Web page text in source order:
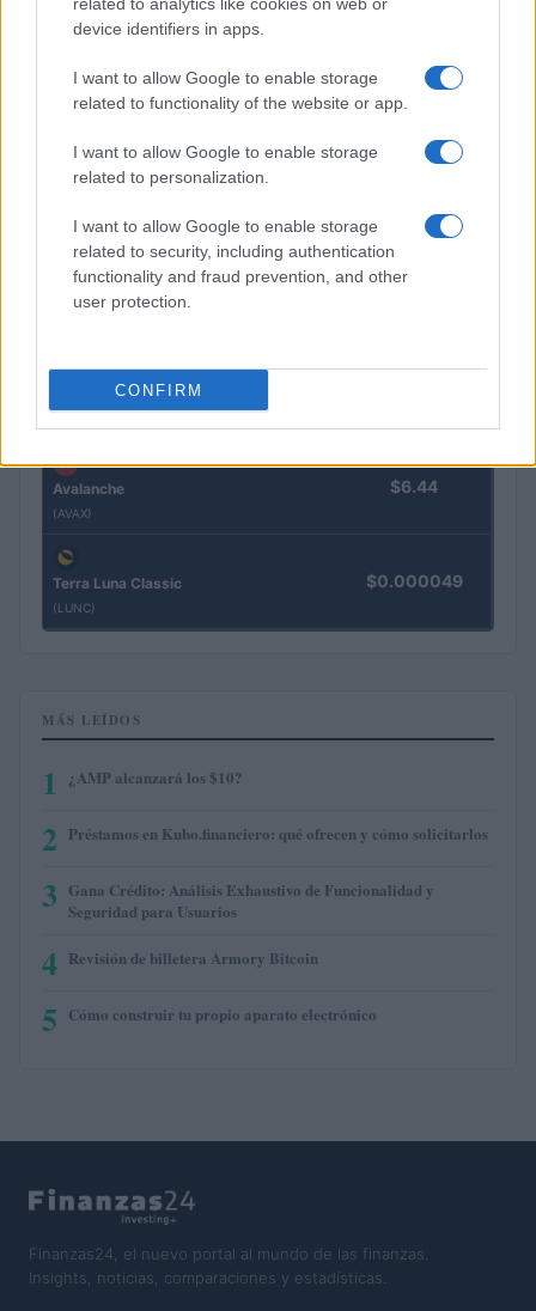
device identifiers in apps.
I want to allow Google to enable storage
related to functionality of the website or app.
I want to allow Google to enable storage
related to personalization.
I want to allow Google to enable storage
related to security, including authentication
functionality and fraud prevention, and other
user protection.
CONFIRM
$1,916.01
BNB $592.66
(XRP)
Solana
Avalanche
(AVAX)
$6.44
Terra Luna Classic
(LUNC)
$0.000049
MÁS LEÍDOS
1 ¿AMP alcanzará los $10?
2 Préstamos en Kubo.financiero: qué ofrecen y cómo solicitarlos
3 Gana Crédito: Análisis Exhaustivo de Funcionalidad y
Seguridad para Usuarios
4 Revisión de billetera Armory Bitcoin
5 Cómo construir tu propio aparato electrónico
Finanzas24, el nuevo portal al mundo de las finanzas.
Insights, noticias, comparaciones y estadísticas.